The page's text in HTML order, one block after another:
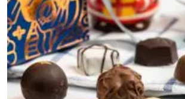
Valentine
Chinese New Year
Songkran's day
Get well soon
Thank you
Congrats to you
Special one
Flower Collection
Subscription
Nestshot
Macaron
Best Sellers
เทียนหอม